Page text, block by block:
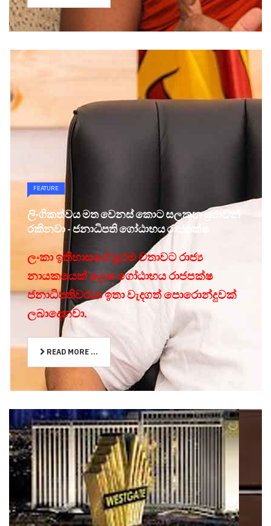
FEATURE
ලිංගිකත්වය මත වෙනස් කොට සලකන ප්‍රජාවන්
‍රකිනවා - ජනාධිපති ගෝඨාභය රාජපක්ෂ
ලංකා ඉතිහාසයේ ප්‍රථම වතාවට රාජ්‍ය
නායකයෙක් ලෙස ගෝඨාභය රාජපක්ෂ
ජනාධිපතිවරයා ඉතා වැදගත් පොරොන්දුවක්
ලබාදෙනවා.
READ MORE ...